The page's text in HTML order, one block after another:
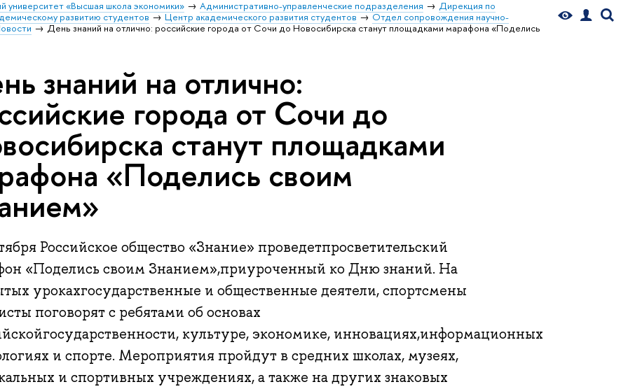
университет «Высшая школа экономики» Административно-управленческие подразделения
Дирекция по
развитию студентов
Центр академического развития студентов
Отдел сопровождения научно-
День знаний на отлично: российские города от Сочи до Новосибирска станут площадками марафона «Поделись
знаний на отлично:
города от Сочи до
станут площадками
«Поделись своим
Российское общество «Знание» проведетпросветительский
«Поделись своим Знанием»,приуроченный ко Дню знаний. На
урокахгосударственные и общественные деятели, спортсмены
поговорят с ребятами об основах
культуре, экономике, инновациях,информационных
и спорте. Мероприятия пройдут в средних школах, музеях,
и спортивных учреждениях, а также на других знаковых